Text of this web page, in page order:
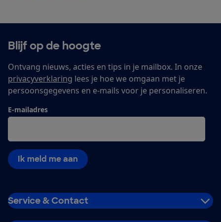
Blijf op de hoogte
Ontvang nieuws, acties en tips in je mailbox. In onze
privacyverklaring lees je hoe we omgaan met je
persoonsgegevens en e-mails voor je personaliseren.
E-mailadres
Ik meld me aan
Service & Contact